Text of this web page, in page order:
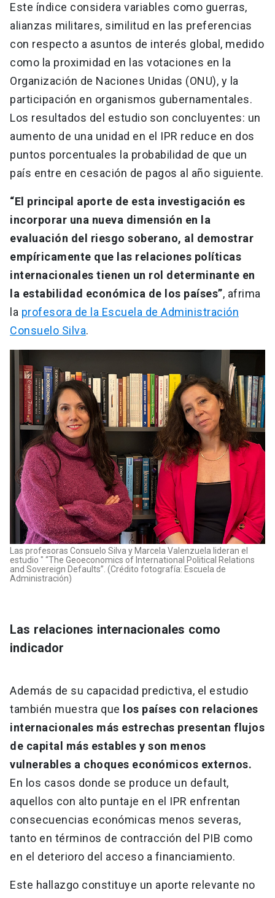
Este índice considera variables como guerras,
alianzas militares, similitud en las preferencias
con respecto a asuntos de interés global, medido
como la proximidad en las votaciones en la
Organización de Naciones Unidas (ONU), y la
participación en organismos gubernamentales.
Los resultados del estudio son concluyentes: un
aumento de una unidad en el IPR reduce en dos
puntos porcentuales la probabilidad de que un
país entre en cesación de pagos al año siguiente.
“El principal aporte de esta investigación es
incorporar una nueva dimensión en la
evaluación del riesgo soberano, al demostrar
empíricamente que las relaciones políticas
internacionales tienen un rol determinante en
la estabilidad económica de los países”, afrima
la profesora de la Escuela de Administración
Consuelo Silva.
Las profesoras Consuelo Silva y Marcela Valenzuela lideran el
estudio " “The Geoeconomics of International Political Relations
and Sovereign Defaults”. (Crédito fotografía: Escuela de
Administración)
Las relaciones internacionales como
indicador
Además de su capacidad predictiva, el estudio
también muestra que
los países con relaciones
internacionales más estrechas presentan flujos
de capital más estables y son menos
vulnerables a choques económicos externos.
En los casos donde se produce un default,
aquellos con alto puntaje en el IPR enfrentan
consecuencias económicas menos severas,
tanto en términos de contracción del PIB como
en el deterioro del acceso a financiamiento.
Este hallazgo constituye un aporte relevante no